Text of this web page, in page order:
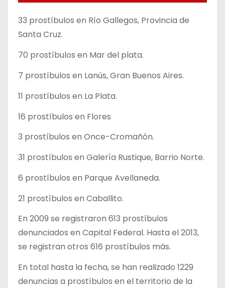
33 prostíbulos en Río Gallegos, Provincia de
Santa Cruz.
70 prostíbulos en Mar del plata.
7 prostíbulos en Lanús, Gran Buenos Aires.
11 prostíbulos en La Plata.
16 prostíbulos en Flores
3 prostíbulos en Once-Cromañón.
31 prostíbulos en Galería Rustique, Barrio Norte.
6 prostíbulos en Parque Avellaneda.
21 prostíbulos en Caballito.
En 2009 se registraron 613 prostíbulos
denunciados en Capital Federal. Hasta el 2013,
se registran otros 616 prostíbulos más.
En total hasta la fecha, se han realizado 1229
denuncias a prostíbulos en el territorio de la